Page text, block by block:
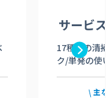
サービ
17種類の清
ク/単発の使
主